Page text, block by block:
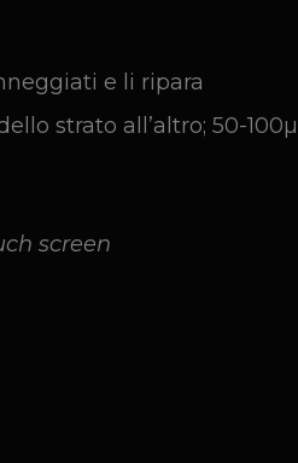
e li ripara
strato all’altro; 50-
screen